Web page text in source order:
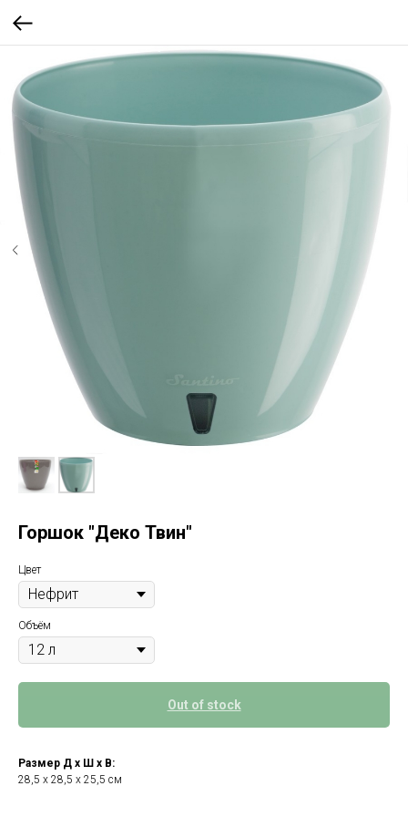
Горшок "Деко Твин"
Цвет
Объём
Out of stock
Размер Д х Ш х В:
28,5 х 28,5 х 25,5 см